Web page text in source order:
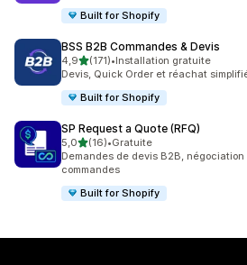
Built for Shopify
BSS B2B Commandes & Devis
4,9étoile(s) sur 5
(171)
171 avis au total
•Installation gratuite
Devis, Quick Order et réachat
Built for Shopify
SP Request a Quote (RFQ)
5,0étoile(s) sur 5
(16)
16 avis au total
•Gratuite
Demandes de devis B2B,
commandes
Built for Shopify